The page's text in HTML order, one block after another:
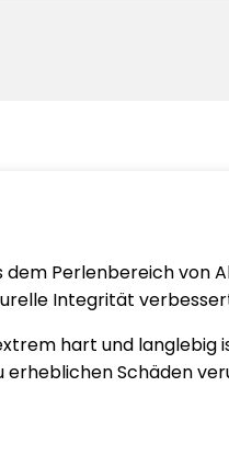
dem Perlenbereich von
Integrität
hart und langlebig
Schäden